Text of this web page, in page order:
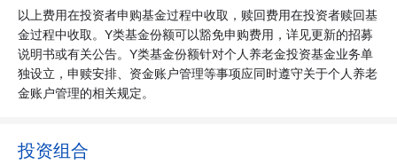
以上费用在投资者申购基金过程中收取，赎回费用在投资者赎回基
金过程中收取。Y类基金份额可以豁免申购费用，详见更新的招募
说明书或有关公告。Y类基金份额针对个人养老金投资基金业务单
独设立，申赎安排、资金账户管理等事项应同时遵守关于个人养老
金账户管理的相关规定。
投资组合